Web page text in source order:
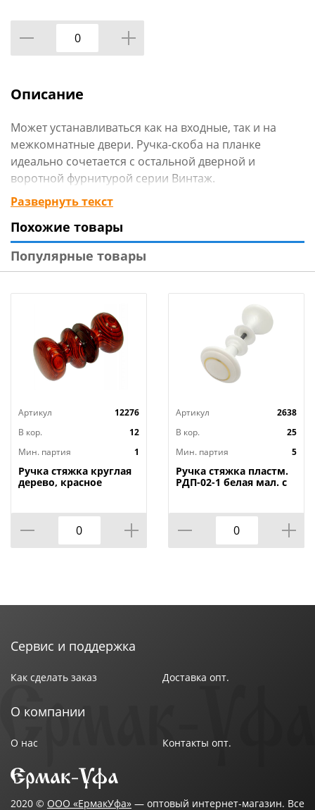
Описание
Может устанавливаться как на входные, так и на
межкомнатные двери. Ручка-скоба на планке
идеально сочетается с остальной дверной и
воротной фурнитурой серии Винтаж.
Технические характеристики:
Материал: Сталь
Гарантия: Нет
Расстояние между креплениями: 147 мм
Основное свойство: Домарт
Транспортная упаковка: 1
Вес (брутто): 0.24
Размер изделия: 30х184 мм
Индивидуальная упаковка : Хедер
Развернуть текст
Похожие товары
Популярные товары
Артикул
12276
В кор.
12
Мин. партия
1
Ручка стяжка круглая
дерево, красное
Артикул
2638
В кор.
25
Мин. партия
5
Ручка стяжка пластм.
РДП-02-1 белая мал. с
Сервис и поддержка
Как сделать заказ Доставка опт.
О компании
О нас Контакты опт.
2020 © ООО «ЕрмакУфа» — оптовый интернет-магазин. Все